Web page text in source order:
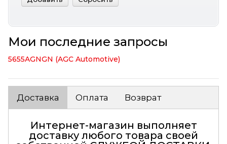
Мои последние запросы
5655AGNGN (AGC Automotive)
Доставка Оплата Возврат
Интернет-магазин выполняет
доставку любого товара своей